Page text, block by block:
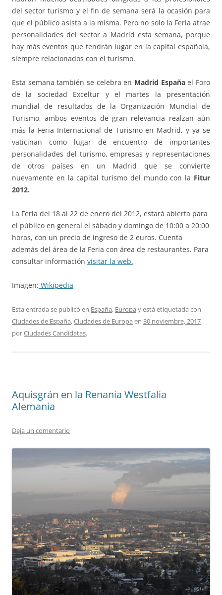
del sector turismo y el fin de semana será la ocasión para
que el público asista a la misma. Pero no solo la Feria atrae
personalidades del sector a Madrid esta semana, porque
hay más eventos que tendrán lugar en la capital española,
siempre relacionados con el turismo.
Esta semana también se celebra en Madrid Españael Foro
de la sociedad Exceltur y el martes la presentación
mundial de resultados de la Organización Mundial de
Turismo, ambos eventos de gran relevancia realzan aún
más la Feria Internacional de Turismo en Madrid, y ya se
vaticinan como lugar de encuentro de importantes
personalidades del turismo, empresas y representaciones
de otros países en un Madrid que se convierte
nuevamente en la capital turismo del mundo con la Fitur
2012.
La Feria del 18 al 22 de enero del 2012, estará abierta para
el público en general el sábado y domingo de 10:00 a 20:00
horas, con un precio de ingreso de 2 euros. Cuenta
además del área de la Feria con área de restaurantes. Para
consultar información visitar la web.
Imagen: Wikipedia
Esta entrada se publicó en España, Europa y está etiquetada con
Ciudades de España,Ciudades de Europa en 30 noviembre, 2017
porCiudades Candidatas.
Aquisgrán en la Renania Westfalia
Alemania
Deja un comentario